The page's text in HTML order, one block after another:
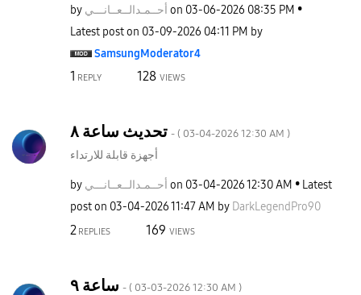
by أحــمـدالــعــانـــي on ‎03-06-2026 08:35 PM
Latest post on ‎03-09-2026 04:11 PM by
SamsungModerator4
1 REPLY 128 VIEWS
تحديث ساعة ٨ - ( ‎03-04-2026 12:30 AM )
أجهزة قابلة للارتداء
by أحــمـدالــعــانـــي on ‎03-04-202612:30 AM
Latest
post on ‎03-04-202611:47 AM by DarkLegendPro90
2 REPLIES 169 VIEWS
- ( ‎03-03-2026 12:30 AM )